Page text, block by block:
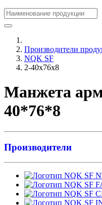
Производители
NQK SF
2-40x76x8
Манжета
40*76*8
Производители